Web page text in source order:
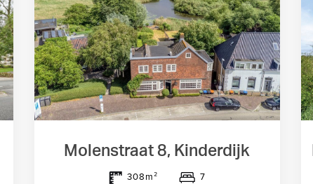
Molenstraat 8, Kinderdijk
308m² 7